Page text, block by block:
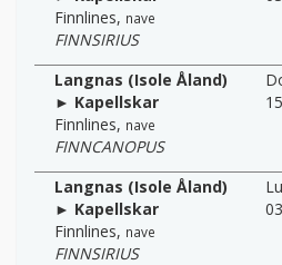
Finnlines, nave
FINNSIRIUS
Langnas (Isole Åland)
► Kapellskar
Finnlines, nave
FINNCANOPUS
Langnas (Isole Åland)
► Kapellskar
Finnlines, nave
FINNSIRIUS